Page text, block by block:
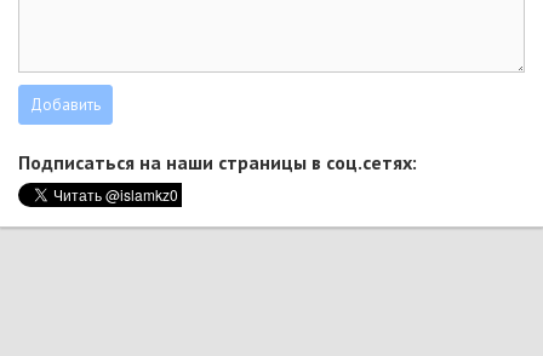
Подписаться на наши страницы в соц.сетях: